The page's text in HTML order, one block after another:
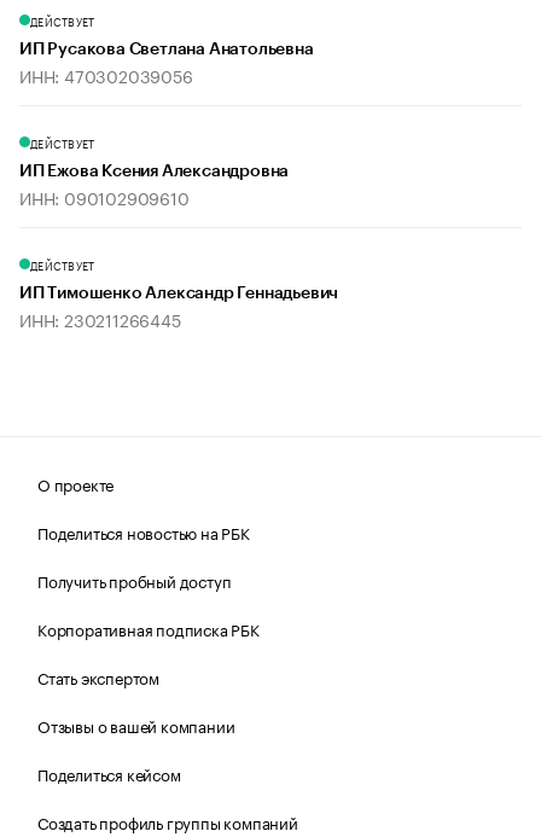
ДЕЙСТВУЕТ
ИП Русакова Светлана Анатольевна
ИНН: 470302039056
ДЕЙСТВУЕТ
ИП Ежова Ксения Александровна
ИНН: 090102909610
ДЕЙСТВУЕТ
ИП Тимошенко Александр Геннадьевич
ИНН: 230211266445
О проекте
Поделиться новостью на РБК
Получить пробный доступ
Корпоративная подписка РБК
Стать экспертом
Отзывы о вашей компании
Поделиться кейсом
Создать профиль группы компаний